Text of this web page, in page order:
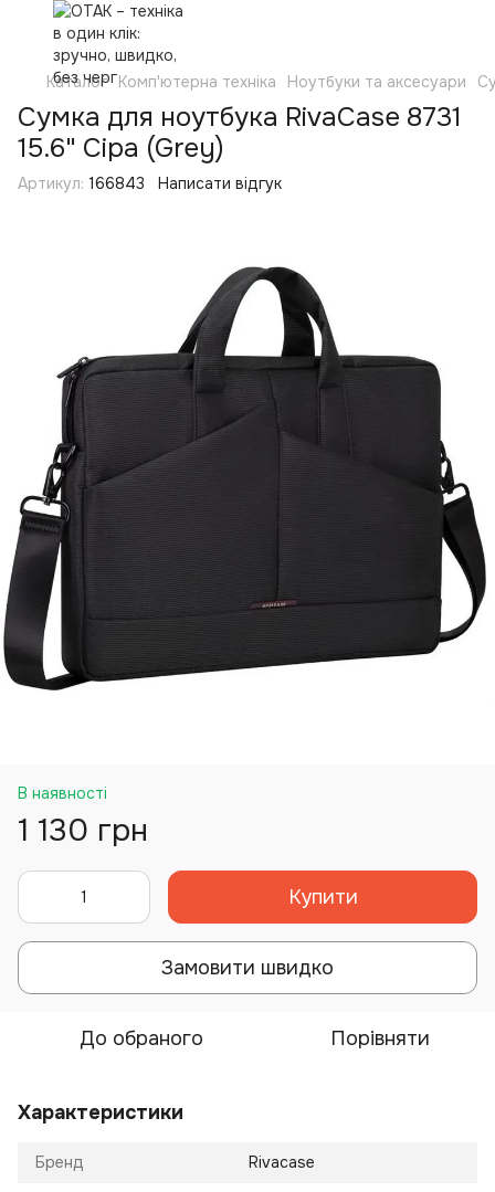
Каталог Комп'ютерна техніка Ноутбуки та аксесуари
Сумка для ноутбука RivaCase 8731
15.6" Сіра (Grey)
Артикул: 166843 Написати відгук
В наявності
1 130 грн
Купити
Замовити швидко
До обраного Порівняти
Характеристики
Бренд Rivacase